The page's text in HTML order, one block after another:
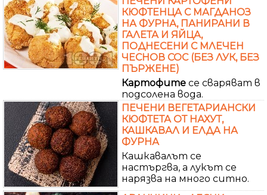
КЮФТЕНЦА С МАГДАНОЗ
НА ФУРНА, ПАНИРАНИ В
ГАЛЕТА И ЯЙЦА,
ПОДНЕСЕНИ С МЛЕЧЕН
ЧЕСНОВ СОС (БЕЗ ЛУК, БЕЗ
ПЪРЖЕНЕ)
Картофите се сваряват в
подсолена вода.
ПЕЧЕНИ ВЕГЕТАРИАНСКИ
КЮФТЕТА ОТ НАХУТ,
КАШКАВАЛ И ЕЛДА НА
ФУРНА
Кашкавалът се
настъргва, а лукът се
нарязва на много ситно.